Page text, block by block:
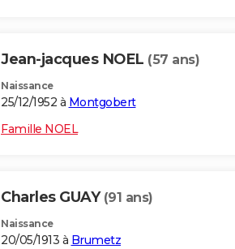
Jean-jacques NOEL (57 ans)
Naissance
25/12/1952 à Montgobert
Famille NOEL
Charles GUAY (91 ans)
Naissance
20/05/1913 à Brumetz